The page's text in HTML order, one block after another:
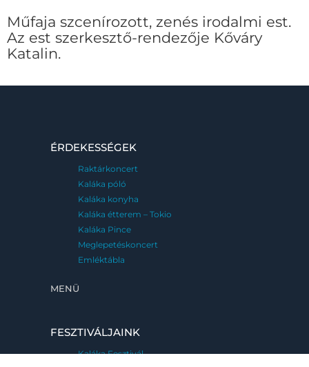
Műfaja szcenírozott, zenés irodalmi est.
Az est szerkesztő-rendezője Kőváry
Katalin.
ÉRDEKESSÉGEK
Raktárkoncert
Kaláka póló
Kaláka konyha
Kaláka étterem – Tokio
Kaláka Pince
Meglepetéskoncert
Emléktábla
MENÜ
FESZTIVÁLJAINK
Kaláka Fesztivál